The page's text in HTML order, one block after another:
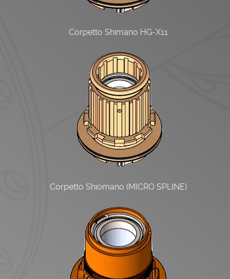
Corpetto Shimano HG-X11
Corpetto Shiomano (MICRO SPLINE)